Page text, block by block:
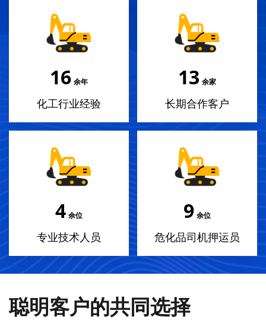
18 余年
化工行业经验
14 余家
长期合作客户
4 余位
专业技术人员
10 余位
危化品司机押运员
聪明客户的共同选择